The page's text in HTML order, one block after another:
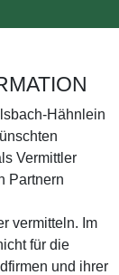
Hähnlein
Vermittler
Partnern
vermitteln. Im
für die
und ihrer